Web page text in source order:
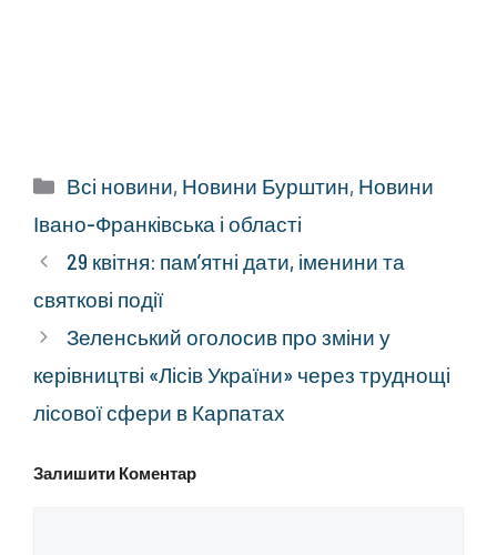
Категорії
Всі новини, Новини Бурштин, Новини
Івано-Франківська і області
29 квітня: пам’ятні дати, іменини та
святкові події
Зеленський оголосив про зміни у
керівництві «Лісів України» через труднощі
лісової сфери в Карпатах
Залишити Коментар